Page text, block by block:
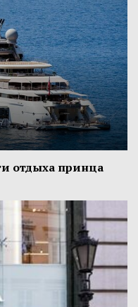
отдыха принца